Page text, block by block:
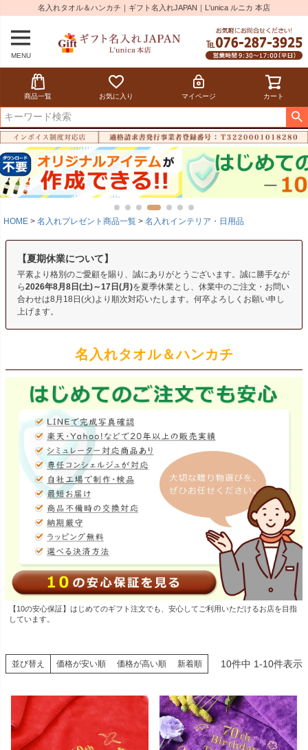
名入れタオル＆ハンカチ｜ギフト名入れJAPAN｜L'unica ルニカ 本店
MENU
商品一覧 お気に入り マイページ カート
HOME 名入れプレゼント商品一覧 名入れインテリア・日用品
【夏期休業について】
平素より格別のご愛顧を賜り、誠にありがとうございます。誠に勝手なが
ら2026年8月8日(土)～17日(月)を夏季休業とし、休業中のご注文・お問い
合わせは8月18日(火)より順次対応いたします。何卒よろしくお願い申し
上げます。
名入れタオル＆ハンカチ
【10の安心保証】はじめてのギフト注文でも、安心してご利用いただけるお店を目指
しています。
並び替え 価格が安い順 価格が高い順 新着順 10件中 1-10件表示